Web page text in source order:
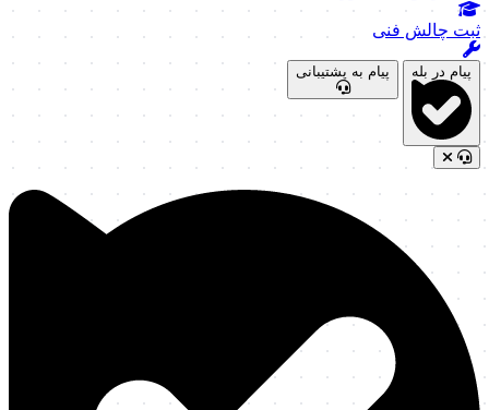
ثبت چالش فنی
پیام در بله پیام به پشتیبانی